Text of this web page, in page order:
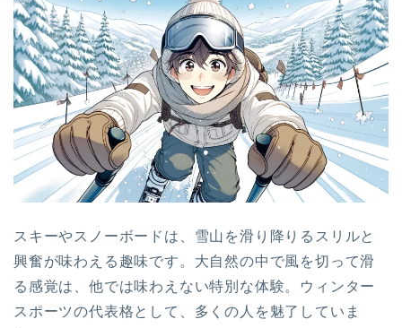
スキーやスノーボードは、雪山を滑り降りるスリルと
興奮が味わえる趣味です。大自然の中で風を切って滑
る感覚は、他では味わえない特別な体験。ウィンター
スポーツの代表格として、多くの人を魅了していま